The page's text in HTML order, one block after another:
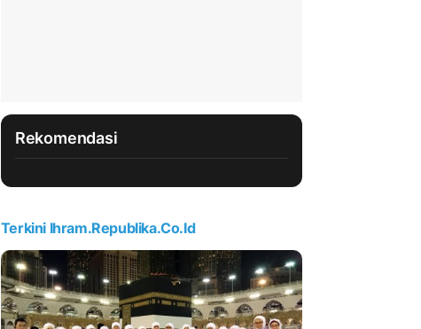
Rekomendasi
Terkini Ihram.republika.co.id